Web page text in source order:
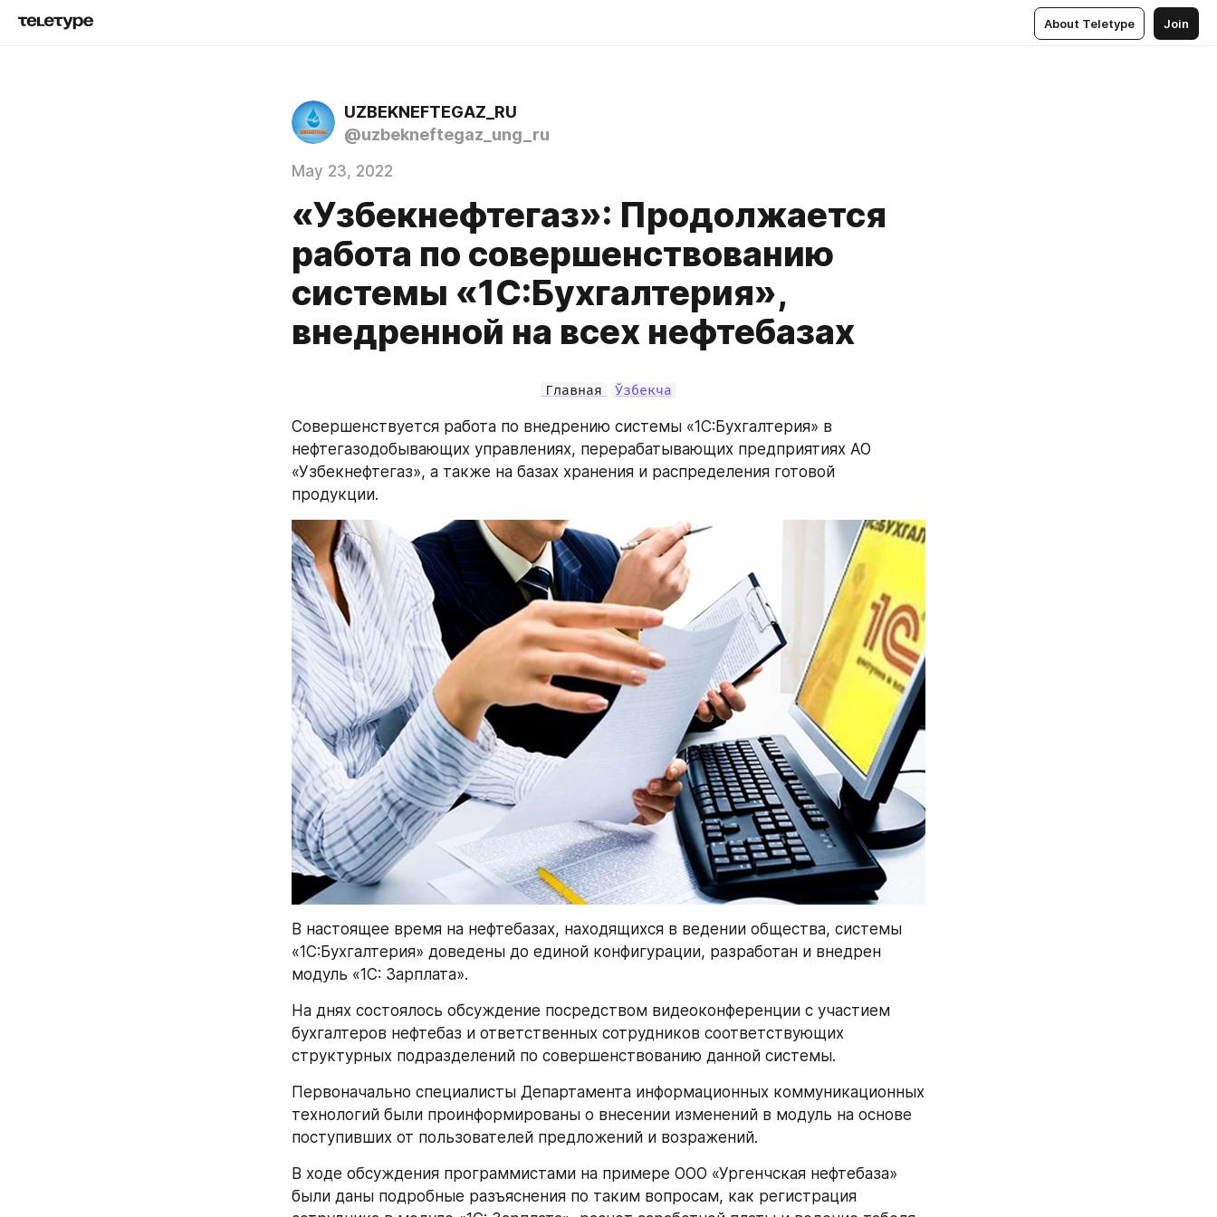
About Teletype Join
UZBEKNEFTEGAZ_RU
@uzbekneftegaz_ung_ru
May 23, 2022
«Узбекнефтегаз»: Продолжается
работа по совершенствованию
системы «1С:Бухгалтерия»,
внедренной на всех нефтебазах
Главная Ўзбекча
Совершенствуется работа по внедрению системы «1С:Бухгалтерия» в
нефтегазодобывающих управлениях, перерабатывающих предприятиях АО
«Узбекнефтегаз», а также на базах хранения и распределения готовой
продукции.
В настоящее время на нефтебазах, находящихся в ведении общества, системы
«1С:Бухгалтерия» доведены до единой конфигурации, разработан и внедрен
модуль «1С: Зарплата».
На днях состоялось обсуждение посредством видеоконференции с участием
бухгалтеров нефтебаз и ответственных сотрудников соответствующих
структурных подразделений по совершенствованию данной системы.
Первоначально специалисты Департамента информационных коммуникационных
технологий были проинформированы о внесении изменений в модуль на основе
поступивших от пользователей предложений и возражений.
В ходе обсуждения программистами на примере ООО «Ургенчская нефтебаза»
были даны подробные разъяснения по таким вопросам, как регистрация